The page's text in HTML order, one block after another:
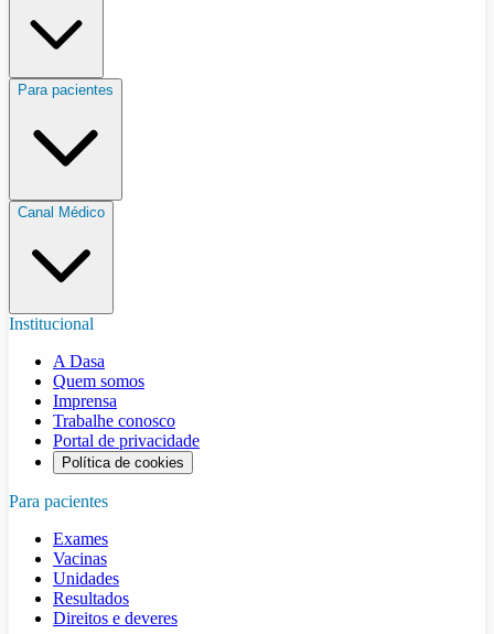
Para pacientes
Canal Médico
Institucional
A Dasa
Quem somos
Imprensa
Trabalhe conosco
Portal de privacidade
Política de cookies
Para pacientes
Exames
Vacinas
Unidades
Resultados
Direitos e deveres